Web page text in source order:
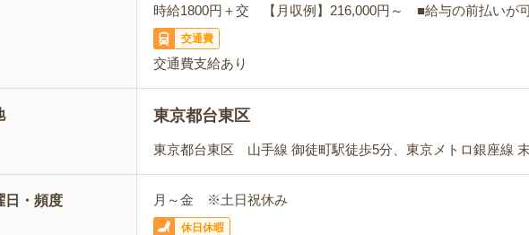
時給1800円＋交 【月収例】216,000円～ ■給与の前払いが
交通費
交通費支給あり
東京都台東区
東京都台東区 山手線 御徒町駅徒歩5分、東京メトロ銀座線
日・頻度 月～金 ※土日祝休み
休日休暇